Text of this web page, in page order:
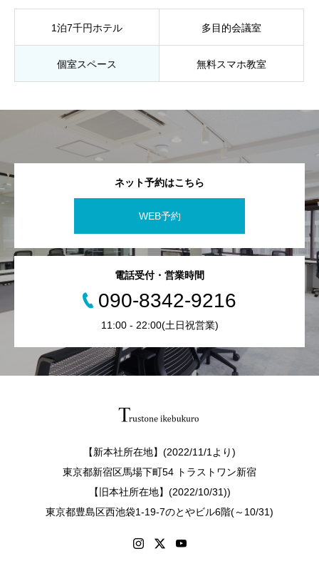
1泊7千円ホテル 多目的会議室
個室スペース 無料スマホ教室
ネット予約はこちら
WEB予約
電話受付・営業時間
090-8342-9216
11:00 - 22:00(土日祝営業)
【新本社所在地】(2022/11/1より)
東京都新宿区馬場下町54 トラストワン新宿
【旧本社所在地】(2022/10/31))
東京都豊島区西池袋1-19-7のとやビル6階(～10/31)